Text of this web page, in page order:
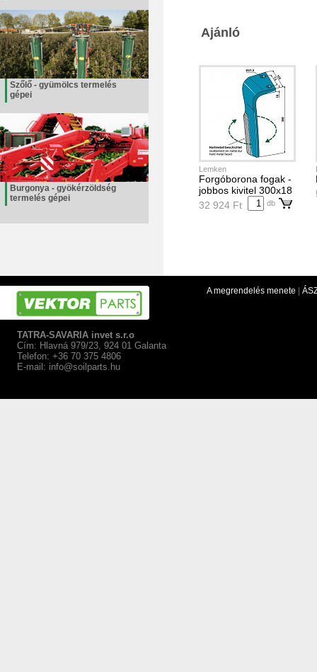
Szőlő - gyümölcs termelés
gépei
Burgonya - gyökérzöldség
termelés gépei
Ajánló
Lemken
Forgóborona fogak -
jobbos kivitel 300x18
32 924 Ft
db
TATRA-SAVARIA invet s.r.o
Cím: Hlavná 979/23, 924 01 Galanta
Telefon: +36 70 375 4806
E-mail: info@soilparts.hu
A megrendelés menete